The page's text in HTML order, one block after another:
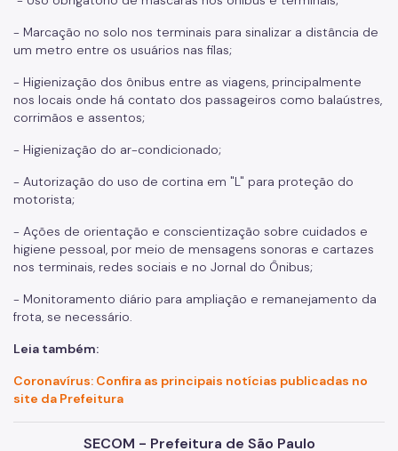
- Marcação no solo nos terminais para sinalizar a distância de
um metro entre os usuários nas filas;
- Higienização dos ônibus entre as viagens, principalmente
nos locais onde há contato dos passageiros como balaústres,
corrimãos e assentos;
- Higienização do ar-condicionado;
- Autorização do uso de cortina em "L" para proteção do
motorista;
- Ações de orientação e conscientização sobre cuidados e
higiene pessoal, por meio de mensagens sonoras e cartazes
nos terminais, redes sociais e no Jornal do Ônibus;
- Monitoramento diário para ampliação e remanejamento da
frota, se necessário.
Leia também:
Coronavírus: Confira as principais notícias publicadas no
site da Prefeitura
SECOM - Prefeitura de São Paulo